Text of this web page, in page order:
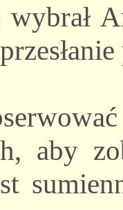
aby